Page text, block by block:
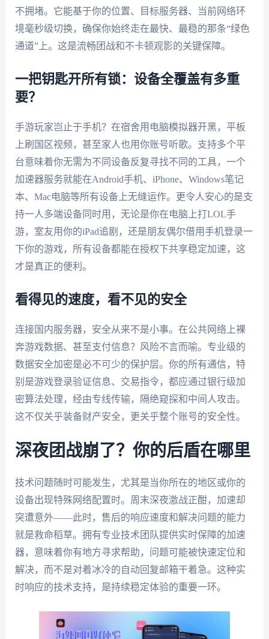
不拥堵。它能基于你的位置、目标服务器、当前网络环
境毫秒级切换，确保你始终走在最快、最稳的那条“绿色
通道”上。这是流畅团战和不卡顿观影的关键保障。
一把钥匙开所有锁：设备全覆盖有多重
要？
手游玩家岂止于手机？在宿舍用电脑模拟器开黑，平板
上刷国区视频，甚至家人也用你账号听歌。支持多个平
台意味着你无需为不同设备反复寻找不同的工具，一个
加速器服务就能在Android手机、iPhone、Windows笔记
本、Mac电脑等所有设备上无缝运作。更令人安心的是支
持一人多端设备同时用，无论是你在电脑上打LOL手
游，室友用你的iPad追剧，还是朋友偶尔借用手机登录一
下你的游戏，所有设备都能在授权下共享稳定加速，这
才是真正的便利。
看得见的速度，看不见的安全
连接国内服务器，安全从来不是小事。在公共网络上裸
奔游戏数据、甚至支付信息？风险不言而喻。专业级的
数据安全加密是必不可少的保护层。你的所有通信，特
别是游戏登录验证信息、交易指令，都应通过银行级加
密算法处理，经由专线传输，隔绝窥探和中间人攻击。
这不仅关乎装备财产安全，更关乎整个账号的安全性。
深夜团战崩了？你的后盾在哪里
技术问题随时可能发生，尤其是当你所在的地区或你的
设备出现特殊网络配置时。周末深夜激战正酣，加速却
突遭意外——此时，售后的响应速度和解决问题的能力
就是救命稻草。拥有专业技术团队提供实时保障的加速
器，意味着你有地方寻求帮助，问题可能被快速定位和
解决，而不是对着冰冷的自动回复邮箱干着急。这种实
时响应的技术支持，是持续稳定体验的重要一环。